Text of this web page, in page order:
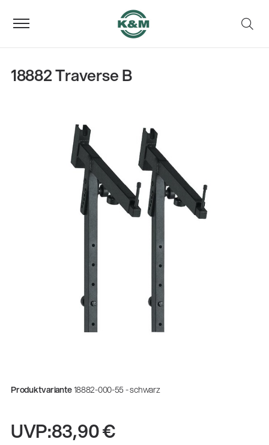
18882 Traverse B
Produktvariante18882-000-55 - schwarz
UVP:83,90 €